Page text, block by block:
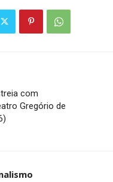
com
Gregório de